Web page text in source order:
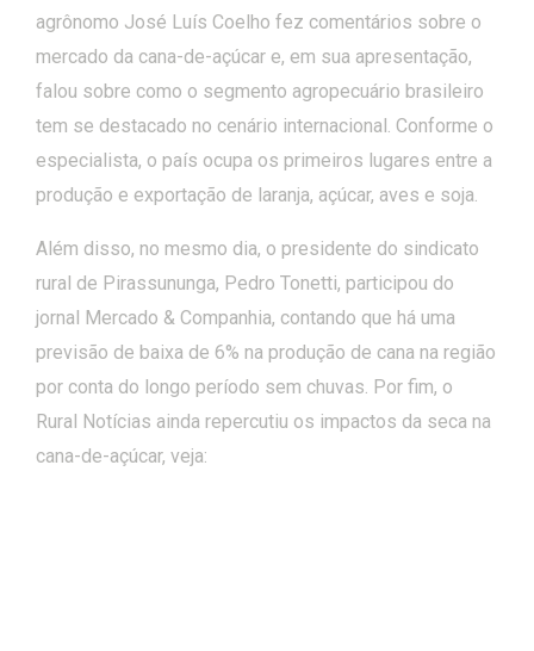
agrônomo José Luís Coelho fez comentários sobre o
mercado da cana-de-açúcar e, em sua apresentação,
falou sobre como o segmento agropecuário brasileiro
tem se destacado no cenário internacional. Conforme o
especialista, o país ocupa os primeiros lugares entre a
produção e exportação de laranja, açúcar, aves e soja.
Além disso, no mesmo dia, o presidente do sindicato
rural de Pirassununga, Pedro Tonetti, participou do
jornal Mercado & Companhia, contando que há uma
previsão de baixa de 6% na produção de cana na região
por conta do longo período sem chuvas. Por fim, o
Rural Notícias ainda repercutiu os impactos da seca na
cana-de-açúcar, veja: